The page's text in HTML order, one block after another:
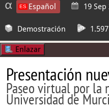
Español 19 Sep
Demostración
Enlazar
Presentación
Paseo virtual por la
Universidad de